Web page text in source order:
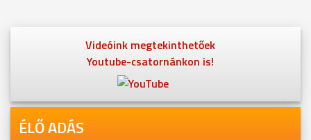
Videóink megtekinthetőek
Youtube-csatornánkon is!
ÉLŐ ADÁS